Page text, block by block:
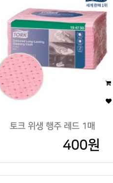
토크 위생 행주 레드 1매
400원